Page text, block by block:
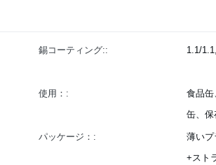
錫コーティング:: 1.1/
使用：:
食品缶
缶、保
パッケージ：:
薄いプ
+スト